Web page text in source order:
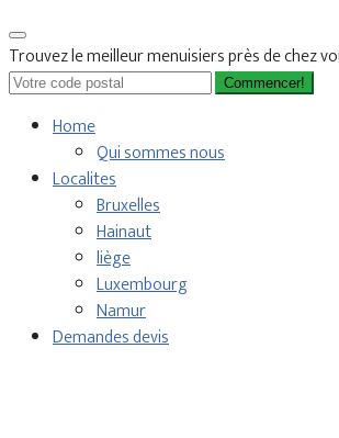
Trouvez le meilleur menuisiers près de chez
Commencer!
Home
Qui sommes nous
Localites
Bruxelles
Hainaut
liège
Luxembourg
Namur
Demandes devis